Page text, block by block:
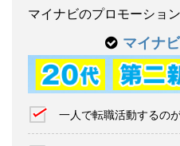
マイナビのプロモーショ
マイナ
一人で転職活動するの